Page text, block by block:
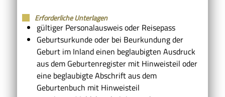
Erforderliche Unterlagen
gültiger Personalausweis oder Reisepass
Geburtsurkunde oder bei Beurkundung der
Geburt im Inland einen beglaubigten Ausdruck
aus dem Geburtenregister mit Hinweisteil oder
eine beglaubigte Abschrift aus dem
Geburtenbuch mit Hinweisteil